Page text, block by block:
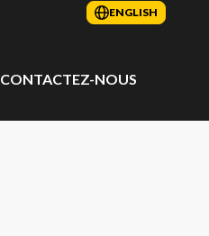
ENGLISH
CONTACTEZ-NOUS